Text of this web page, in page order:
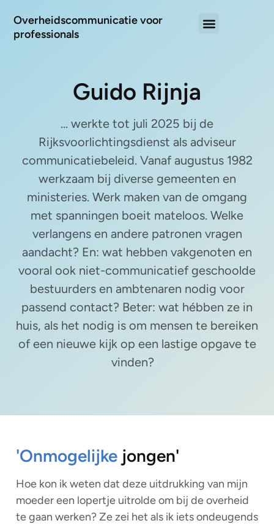
Overheidscommunicatie voor
professionals
Guido Rijnja
… werkte tot juli 2025 bij de
Rijksvoorlichtingsdienst als adviseur
communicatiebeleid. Vanaf augustus 1982
werkzaam bij diverse gemeenten en
ministeries. Werk maken van de omgang
met spanningen boeit mateloos. Welke
verlangens en andere patronen vragen
aandacht? En: wat hebben vakgenoten en
vooral ook niet-communicatief geschoolde
bestuurders en ambtenaren nodig voor
passend contact? Beter: wat hébben ze in
huis, als het nodig is om mensen te bereiken
of een nieuwe kijk op een lastige opgave te
vinden?
'Onmogelijke jongen'
Hoe kon ik weten dat deze uitdrukking van mijn
moeder een lopertje uitrolde om bij de overheid
te gaan werken? Ze zei het als ik iets ondeugends